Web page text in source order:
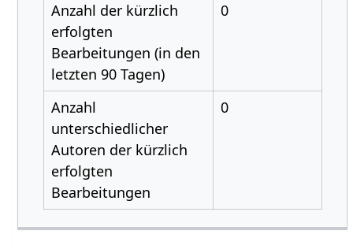
Anzahl der kürzlich
erfolgten
Bearbeitungen (in den
letzten 90 Tagen)
0
Anzahl
unterschiedlicher
Autoren der kürzlich
erfolgten
Bearbeitungen
0